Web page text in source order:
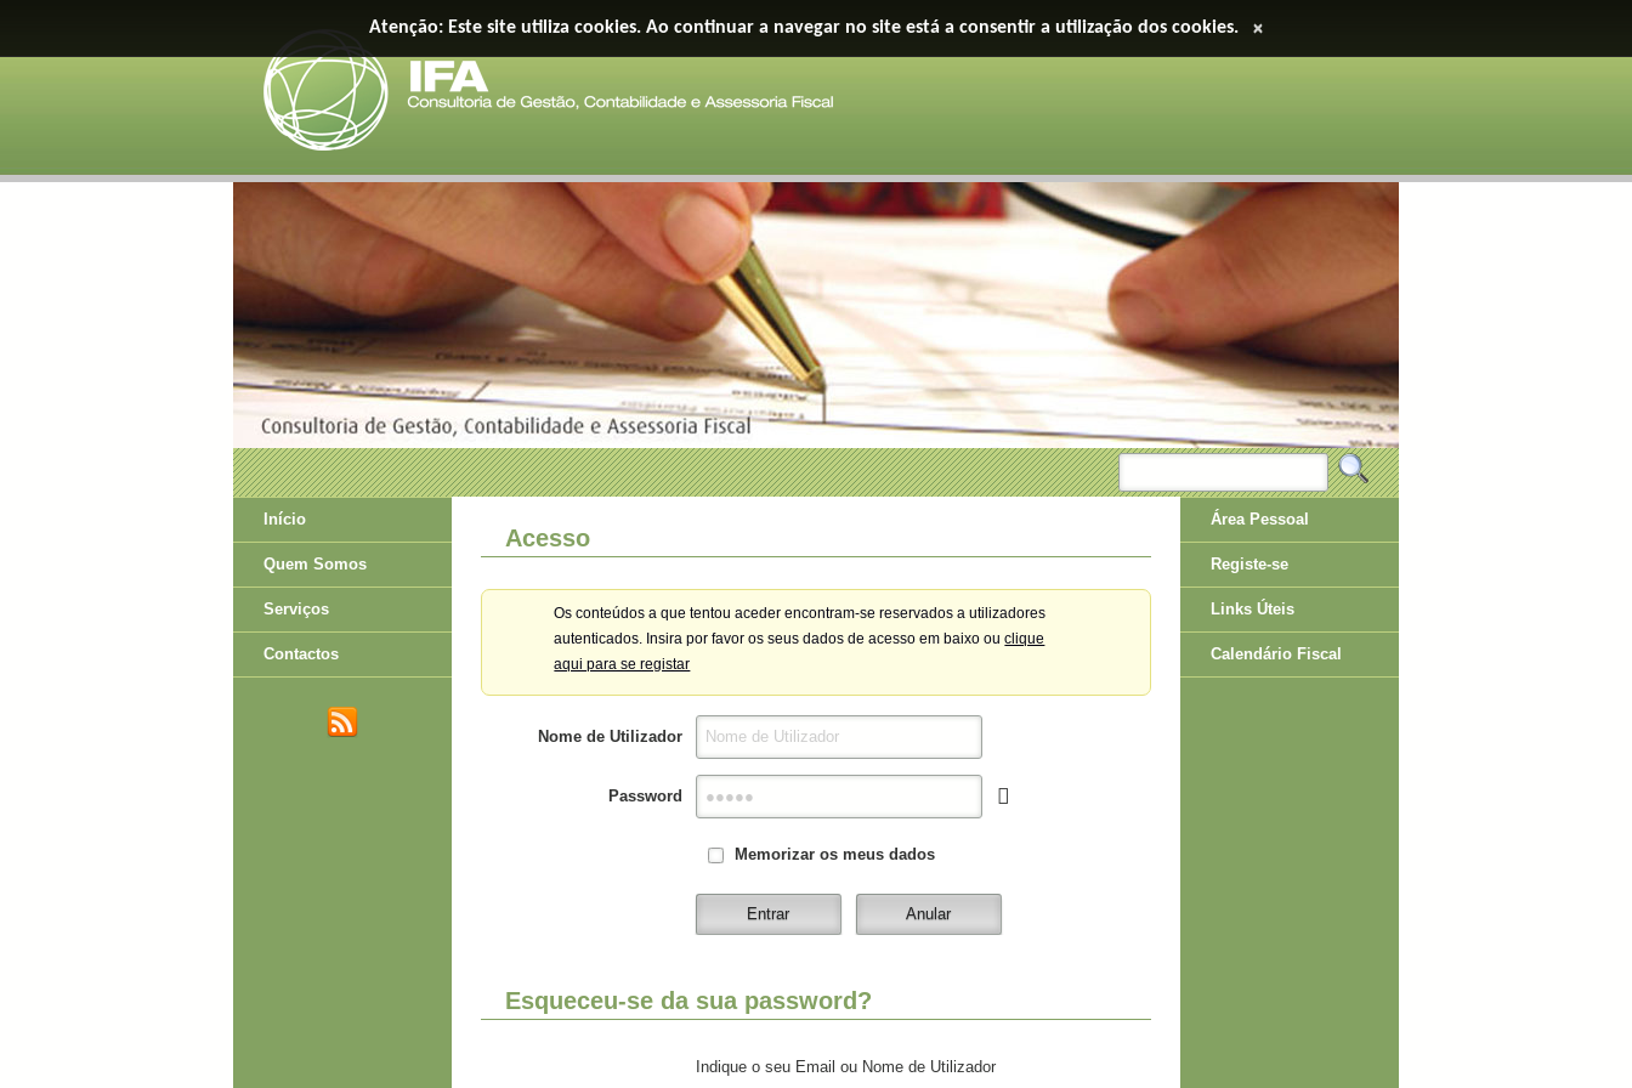
Início
Quem Somos
Serviços
Contactos
Acesso
Os conteúdos a que tentou aceder encontram-se reservados a utilizadores
autenticados. Insira por favor os seus dados de acesso em baixo ouclique
aqui para se registar
Nome de Utilizador
Password
Memorizar os meus dados
Esqueceu-se da sua password?
Indique o seu Email ou Nome de Utilizador
Área Pessoal
Registe-se
Links Úteis
Calendário Fiscal
Atenção: Este site utiliza cookies. Ao continuar a navegar no site está a consentir a utilização dos cookies. ×